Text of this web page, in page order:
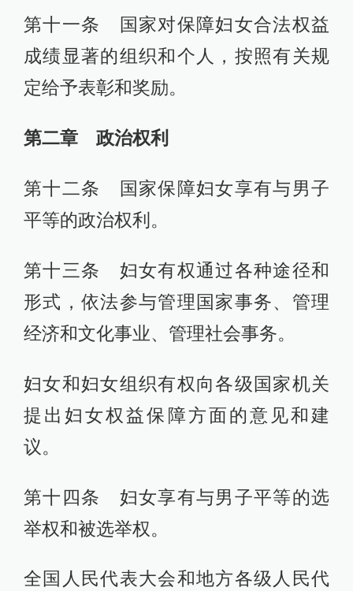
第十一条 国家对保障妇女合法权益
成绩显著的组织和个人，按照有关规
定给予表彰和奖励。
第二章 政治权利
第十二条 国家保障妇女享有与男子
平等的政治权利。
第十三条 妇女有权通过各种途径和
形式，依法参与管理国家事务、管理
经济和文化事业、管理社会事务。
妇女和妇女组织有权向各级国家机关
提出妇女权益保障方面的意见和建
议。
第十四条 妇女享有与男子平等的选
举权和被选举权。
全国人民代表大会和地方各级人民代